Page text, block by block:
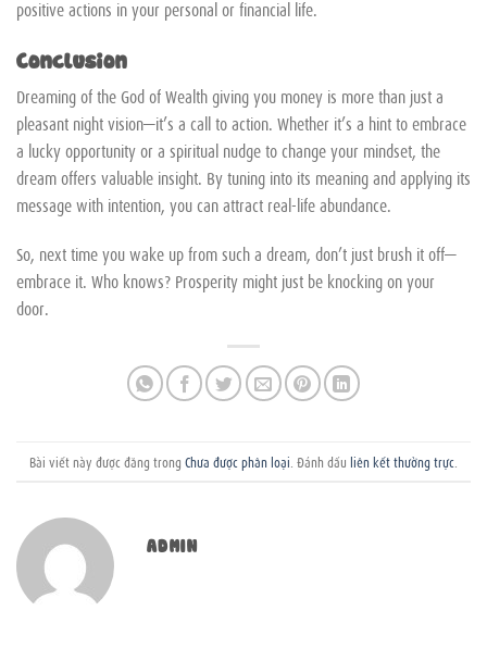
positive actions in your personal or financial life.
Conclusion
Dreaming of the God of Wealth giving you money is more than just a
pleasant night vision—it’s a call to action. Whether it’s a hint to embrace
a lucky opportunity or a spiritual nudge to change your mindset, the
dream offers valuable insight. By tuning into its meaning and applying its
message with intention, you can attract real-life abundance.
So, next time you wake up from such a dream, don’t just brush it off—
embrace it. Who knows? Prosperity might just be knocking on your
door.
Bài viết này được đăng trong Chưa được phân loại . Đánh dấu liên kết thường trực
ADMIN